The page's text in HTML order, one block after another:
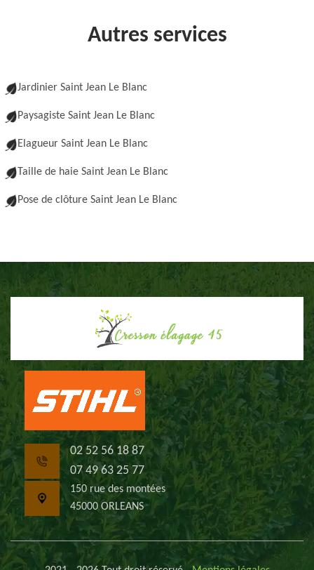
Autres services
Jardinier Saint Jean Le Blanc
Paysagiste Saint Jean Le Blanc
Elagueur Saint Jean Le Blanc
Taille de haie Saint Jean Le Blanc
Pose de clôture Saint Jean Le Blanc
02 52 56 18 87
07 49 63 25 77
150 rue des montées
45000 ORLEANS